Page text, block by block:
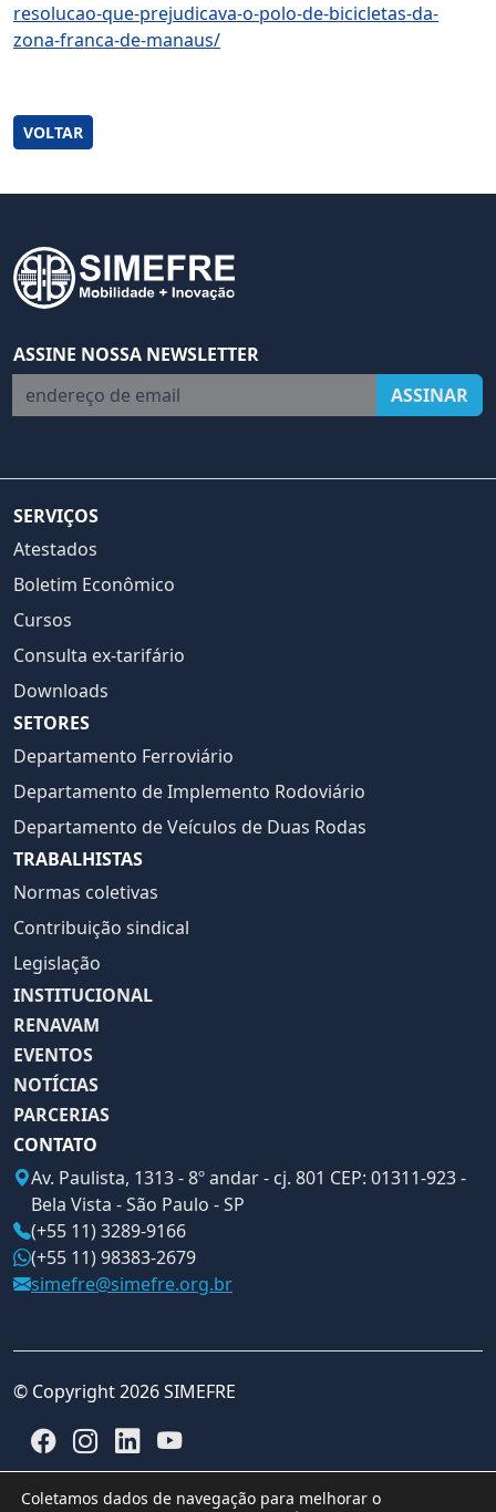
resolucao-que-prejudicava-o-polo-de-bicicletas-da-
zona-franca-de-manaus/
VOLTAR
ASSINE NOSSA NEWSLETTER
endereço de email
ASSINAR
SERVIÇOS
Atestados
Boletim Econômico
Cursos
Consulta ex-tarifário
Downloads
SETORES
Departamento Ferroviário
Departamento de Implemento Rodoviário
Departamento de Veículos de Duas Rodas
TRABALHISTAS
Normas coletivas
Contribuição sindical
Legislação
INSTITUCIONAL
RENAVAM
EVENTOS
NOTÍCIAS
PARCERIAS
CONTATO
Av. Paulista, 1313 - 8º andar - cj. 801 CEP: 01311-923 -
Bela Vista - São Paulo - SP
(+55 11) 3289-9166
(+55 11) 98383-2679
simefre@simefre.org.br
© Copyright 2026 SIMEFRE
Coletamos dados de navegação para melhorar o